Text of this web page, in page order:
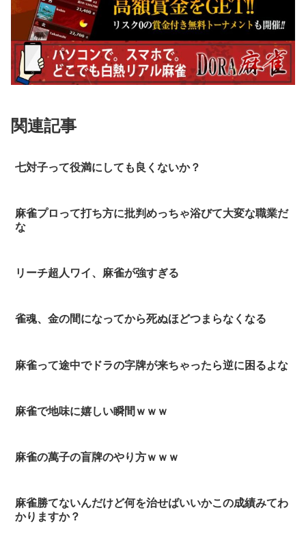
関連記事
七対子って役満にしても良くないか？
麻雀プロって打ち方に批判めっちゃ浴びて大変な職業だ
な
リーチ超人ワイ、麻雀が強すぎる
雀魂、金の間になってから死ぬほどつまらなくなる
麻雀って途中でドラの字牌が来ちゃったら逆に困るよな
麻雀で地味に嬉しい瞬間ｗｗｗ
麻雀の萬子の盲牌のやり方ｗｗｗ
麻雀勝てないんだけど何を治せばいいかこの成績みてわ
かりますか？